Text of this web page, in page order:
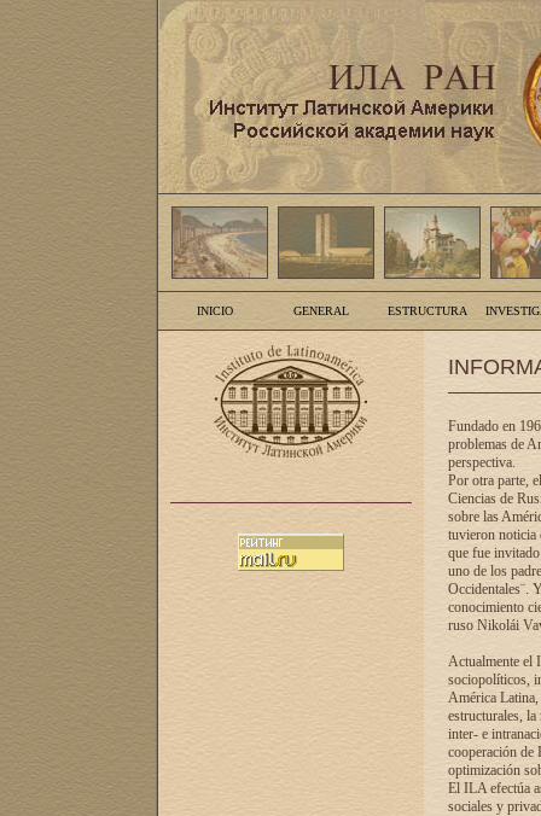
INICIO GENERAL ESTRUCTURA
Fundado en
problemas de
perspectiva.
Por otra parte,
Ciencias de
sobre las
tuvieron noticia
que fue
uno de los
Occidentales¨.
conocimiento
ruso Nikolái
Actualmente el
sociopolíticos,
América Latina,
estructurales,
inter- e
cooperación de
optimización
El ILA efectúa
sociales y